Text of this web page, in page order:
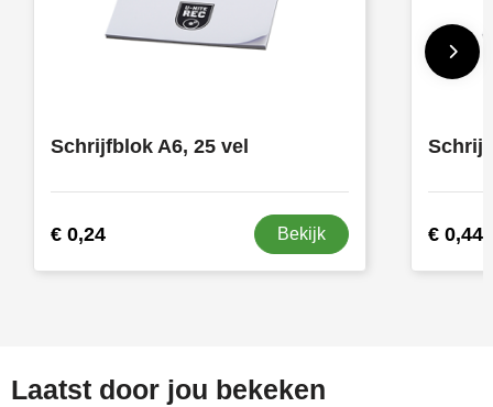
Schrijfblok A6, 25 vel
€ 0,24 Bekijk € 0,44
Laatst door jou bekeken